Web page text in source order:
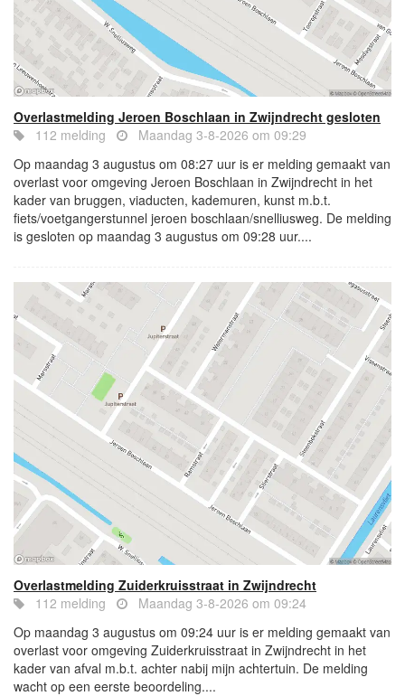
Overlastmelding Jeroen Boschlaan in Zwijndrecht gesloten
112 melding
Maandag 3-8-2026 om 09:29
Op maandag 3 augustus om 08:27 uur is er melding gemaakt van
overlast voor omgeving Jeroen Boschlaan in Zwijndrecht in het
kader van bruggen, viaducten, kademuren, kunst m.b.t.
fiets/voetgangerstunnel jeroen boschlaan/snelliusweg. De melding
is gesloten op maandag 3 augustus om 09:28 uur....
Overlastmelding Zuiderkruisstraat in Zwijndrecht
112 melding
Maandag 3-8-2026 om 09:24
Op maandag 3 augustus om 09:24 uur is er melding gemaakt van
overlast voor omgeving Zuiderkruisstraat in Zwijndrecht in het
kader van afval m.b.t. achter nabij mijn achtertuin. De melding
wacht op een eerste beoordeling....